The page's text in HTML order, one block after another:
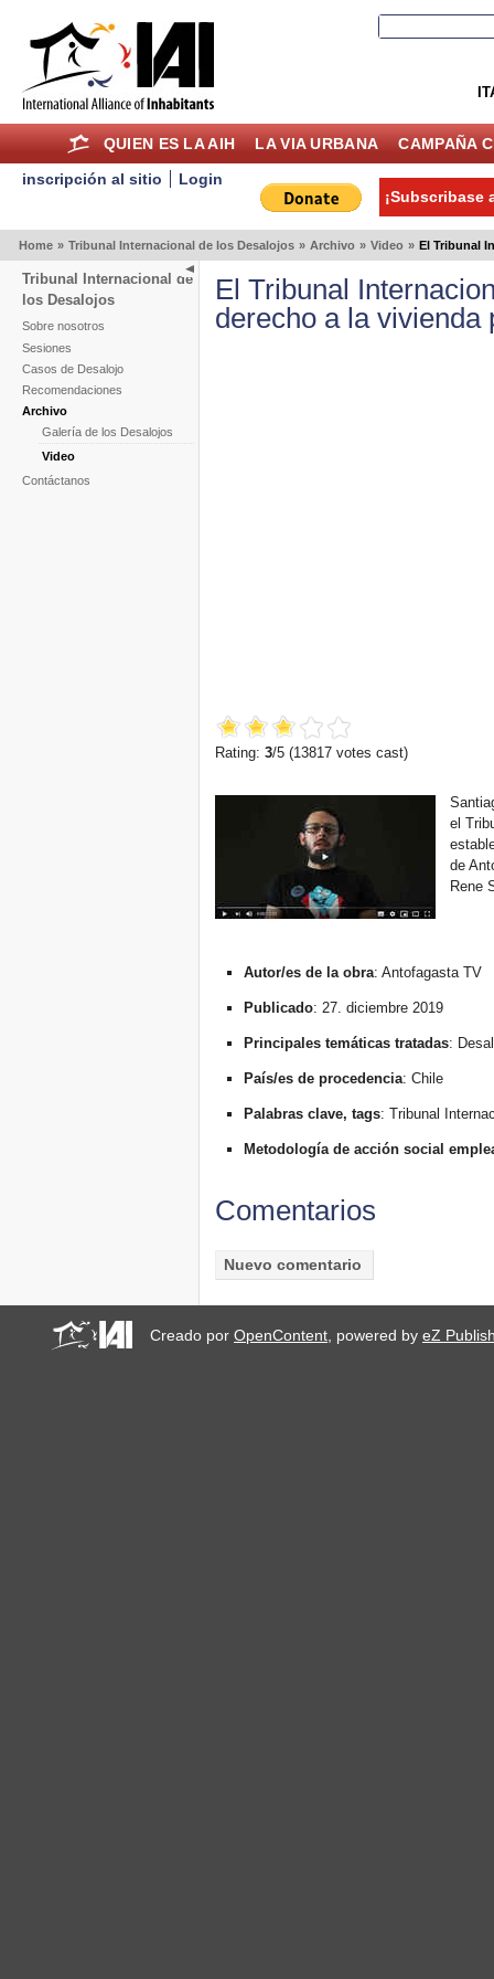
QUIEN ES LA AIH LA VIA URBANA CAMPAÑA
inscripción al sitio
Login
¡Subscribase
Home » Tribunal Internacional de los Desalojos » Archivo » Video » El Tribunal
Tribunal Internacional de
los Desalojos
Sobre nosotros
Sesiones
Casos de Desalojo
Recomendaciones
Archivo
Galería de los Desalojos
Video
Contáctanos
El Tribunal
derecho a la vivienda
Rating:3/5 (13817 votes cast)
el
de
Rene
Autor/es de la obra: Antofagasta TV
Publicado: 27. diciembre 2019
Principales temáticas tratadas:
País/es de procedencia: Chile
Palabras clave, tags: Tribunal
Metodología de acción social
Comentarios
Creado porOpenContent, powered byeZ